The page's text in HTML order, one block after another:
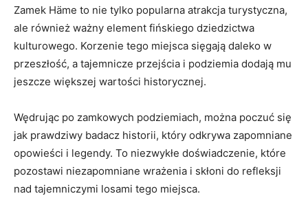
Zamek Häme ⁤to nie tylko popularna atrakcja turystyczna,
ale również ⁢ważny element fińskiego dziedzictwa
kulturowego. Korzenie tego miejsca sięgają ‌daleko w
przeszłość,⁤ a tajemnicze przejścia i podziemia⁤ dodają mu
jeszcze większej wartości historycznej.
Wędrując⁣ po​ zamkowych podziemiach, można poczuć się
jak⁢ prawdziwy badacz historii, który odkrywa zapomniane
opowieści i legendy. To ​niezwykłe doświadczenie, które
pozostawi ⁢niezapomniane wrażenia i skłoni do refleksji
‌nad tajemniczymi ⁢losami‌ tego miejsca.